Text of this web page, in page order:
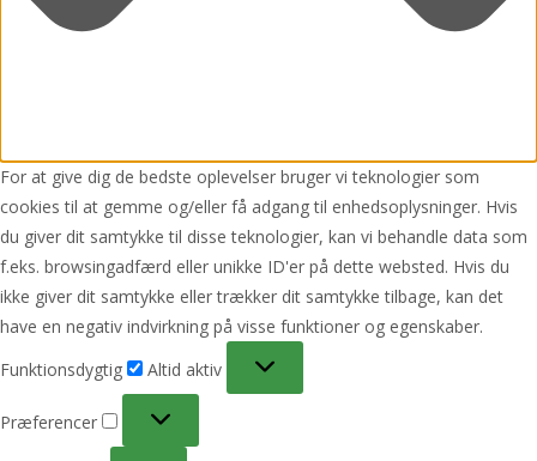
For at give dig de bedste oplevelser bruger vi teknologier som
cookies til at gemme og/eller få adgang til enhedsoplysninger. Hvis
du giver dit samtykke til disse teknologier, kan vi behandle data som
f.eks. browsingadfærd eller unikke ID'er på dette websted. Hvis du
ikke giver dit samtykke eller trækker dit samtykke tilbage, kan det
have en negativ indvirkning på visse funktioner og egenskaber.
Funktionsdygtig
Altid aktiv
Præferencer